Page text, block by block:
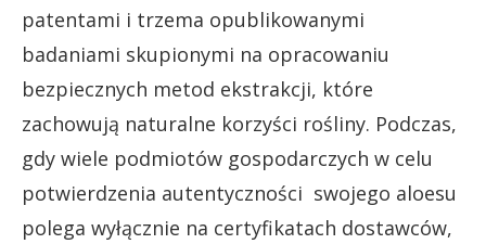
patentami i trzema opublikowanymi
badaniami skupionymi na opracowaniu
bezpiecznych metod ekstrakcji, które
zachowują naturalne korzyści rośliny. Podczas,
gdy wiele podmiotów gospodarczych w celu
potwierdzenia autentyczności swojego aloesu
polega wyłącznie na certyfikatach dostawców,